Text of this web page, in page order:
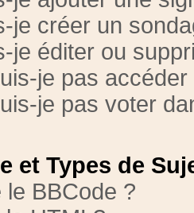
je créer un
je éditer ou
je pas
je pas voter
et Types de
BBCode ?